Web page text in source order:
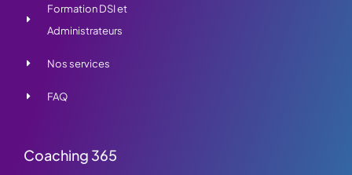
Formation DSI et
Administrateurs
Nos services
FAQ
Coaching 365